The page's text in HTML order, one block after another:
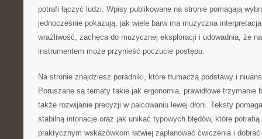
potrafi łączyć ludzi. Wpisy publikowane na stronie pomagają
jednocześnie pokazują, jak wiele barw ma muzyczna
wrażliwość, zachęca do muzycznej eksploracji i udowadnia, że
instrumentem może przynieść poczucie postępu.
Na stronie znajdziesz poradniki, które tłumaczą podstawy i
Poruszane są tematy takie jak ergonomia, prawidłowe trzymanie
także rozwijanie precyzji w palcowaniu lewej dłoni. Teksty
stabilną intonację oraz jak unikać typowych błędów, które
praktycznym wskazówkom łatwiej zaplanować ćwiczenia i